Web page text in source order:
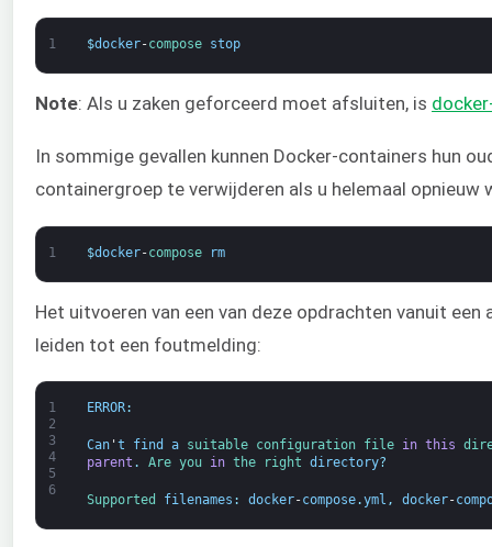
1 $docker-compose stop
Note: Als u zaken geforceerd moet afsluiten, is
In sommige gevallen kunnen Docker-containers hun
containergroep te verwijderen als u helemaal opnieuw
1 $docker-compose rm
Het uitvoeren van een van deze opdrachten vanuit
leiden tot een foutmelding:
1
2
3
4
5
6
ERROR:
Can' t find a suitable configuration file in this
parent . Are you in the right directory?
Supported filenames : docker-compose.yml , docker-